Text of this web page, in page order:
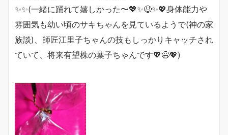
✨✨(一緒に踊れて嬉しかった〜💖✨😆✨💖身体能力や
雰囲気も幼い頃のサキちゃんを見ているようで(神の家
族談)、師匠江里子ちゃんの技もしっかりキャッチされ
ていて、将来有望株の葉子ちゃんです💖😆💖)